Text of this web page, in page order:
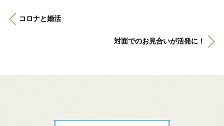
コロナと婚活
対面でのお見合いが活発に！